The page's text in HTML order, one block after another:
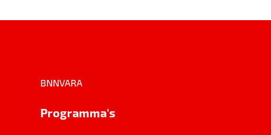
BNNVARA
Programma's